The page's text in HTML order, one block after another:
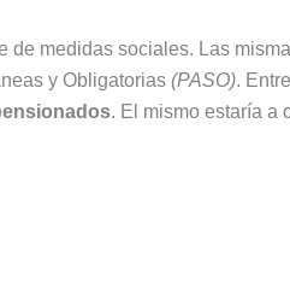
de medidas sociales. Las
y Obligatorias (PASO).
. El mismo estaría a